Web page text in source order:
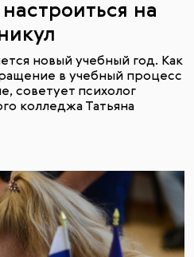
на
новый учебный год. Как
в учебный процесс
советует психолог
колледжа Татьяна